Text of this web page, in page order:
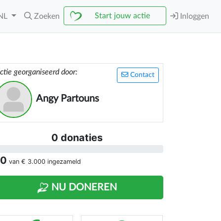
Zoeken Start jouw actie Inloggen
Contact
georganiseerd door:
Angy Partouns
0 donaties
van € 3.000 ingezameld
NU DONEREN